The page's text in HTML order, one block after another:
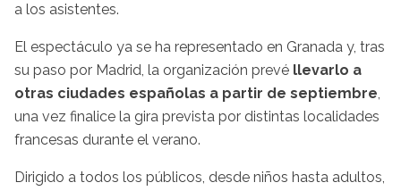
a los asistentes.
El espectáculo ya se ha representado en Granada y, tras
su paso por Madrid, la organización prevé llevarlo a
otras ciudades españolas a partir de septiembre,
una vez finalice la gira prevista por distintas localidades
francesas durante el verano.
Dirigido a todos los públicos, desde niños hasta adultos,